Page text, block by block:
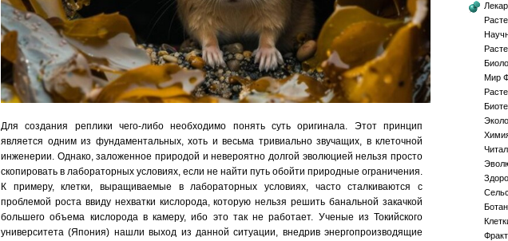
Для создания реплики чего-либо необходимо понять суть оригинала. Этот принцип
является одним из фундаментальных, хоть и весьма тривиально звучащих, в клеточной
инженерии. Однако, заложенное природой и невероятно долгой эволюцией нельзя просто
скопировать в лабораторных условиях, если не найти путь обойти природные ограничения.
К примеру, клетки, выращиваемые в лабораторных условиях, часто сталкиваются с
проблемой роста ввиду нехватки кислорода, которую нельзя решить банальной закачкой
большего объема кислорода в камеру, ибо это так не работает. Ученые из Токийского
университета (Япония) нашли выход из данной ситуации, внедрив энергопроизводящие
Мир